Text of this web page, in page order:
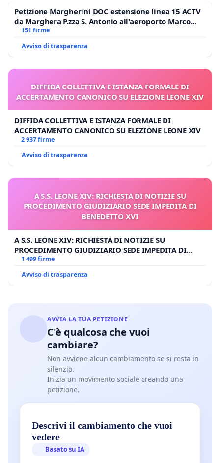
Petizione Margherini DOC estensione linea 15 ACTV
da Marghera P.zza S. Antonio all'aeroporto Marco
Polo tariffa a € 1,50
151 firme
Avviso di trasparenza
DIFFIDA COLLETTIVA E ISTANZA FORMALE DI
ACCERTAMENTO CANONICO SU ELEZIONE LEONE XIV
DIFFIDA COLLETTIVA E ISTANZA FORMALE DI
ACCERTAMENTO CANONICO SU ELEZIONE LEONE XIV
2 937 firme
Avviso di trasparenza
A S.S. LEONE XIV: RICHIESTA DI NOTIZIE SU
PROCEDIMENTO GIUDIZIARIO SEDE IMPEDITA DI
BENEDETTO XVI
A S.S. LEONE XIV: RICHIESTA DI NOTIZIE SU
PROCEDIMENTO GIUDIZIARIO SEDE IMPEDITA DI
BENEDETTO XVI
1 499 firme
Avviso di trasparenza
AVVIA LA TUA PETIZIONE
C'è qualcosa che vuoi
cambiare?
Non avviene alcun cambiamento se si resta in
silenzio.
Inizia un movimento sociale creando una
petizione.
Descrivi il cambiamento che vuoi
vedere
Basato su IA